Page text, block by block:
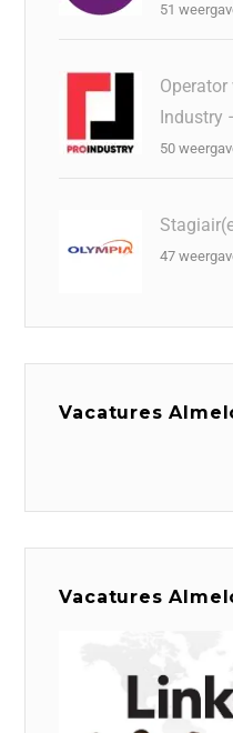
51
Industry
50
47
Vacatures
Vacatures